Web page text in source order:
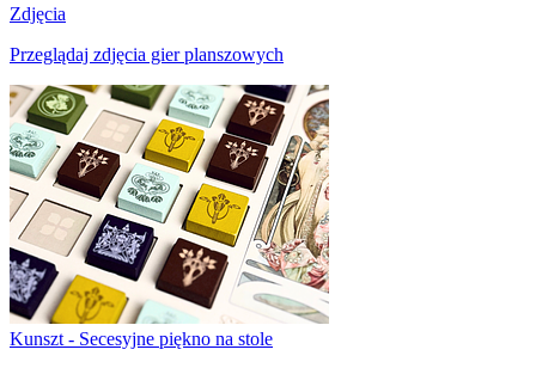
Zdjęcia
Przeglądaj zdjęcia gier planszowych
Kunszt - Secesyjne piękno na stole